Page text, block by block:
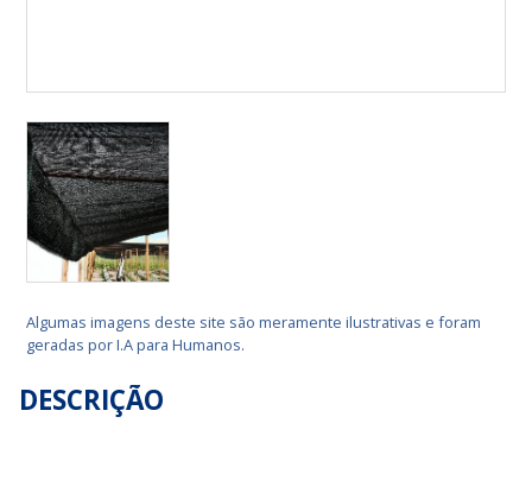
Algumas imagens deste site são meramente ilustrativas e foram
geradas por I.A para Humanos.
DESCRIÇÃO